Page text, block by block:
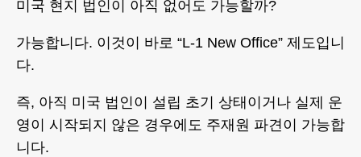
미국 현지 법인이 아직 없어도 가능할까?
가능합니다. 이것이 바로 “L-1 New Office” 제도입니
다.
즉, 아직 미국 법인이 설립 초기 상태이거나 실제 운
영이 시작되지 않은 경우에도 주재원 파견이 가능합
니다.